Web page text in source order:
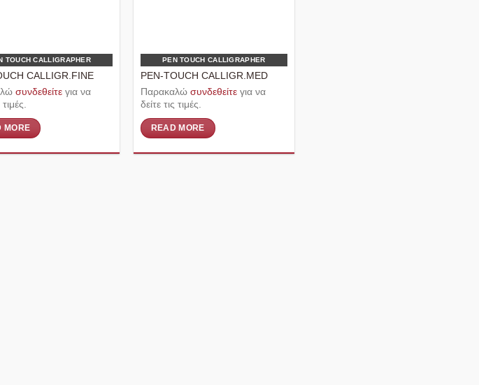
TOUCH CALLIGRAPHER
CALLIGR.FINE
συνδεθείτε για να
MORE
PEN TOUCH CALLIGRAPHER
PEN-TOUCH CALLIGR.MED
Παρακαλώ συνδεθείτεγια να
δείτε τις τιμές.
READ MORE